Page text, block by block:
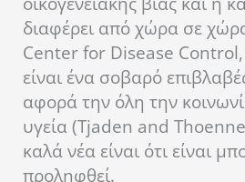
διαφέρει από χώρα σε
Center for Disease Control,
είναι ένα σοβαρό
αφορά την όλη την
υγεία (Tjaden and
καλά νέα είναι ότι είναι
προληφθεί.